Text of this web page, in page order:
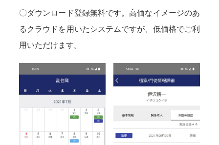
〇ダウンロード登録無料です。高価なイメージのあ
るクラウドを用いたシステムですが、低価格でご利
用いただけます。